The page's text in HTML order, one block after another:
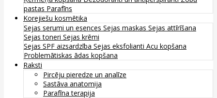
pastas Parafīns
Korejiešu kosmētika
Sejas serumi un esences Sejas maskas Sejas attīrīšana
Sejas toneri Sejas krēmi
Sejas SPF aizsardzība Sejas eksfolianti Acu kopšana
Problemātiskas ādas kopšana
Raksti
Pircēju pieredze un analīze
Sastāva anatomija
Parafīna terapija